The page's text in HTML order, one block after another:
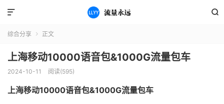


综合分享  正文
上海移动10000语音包&1000G流量包车
2024-10-11 阅读(595)
上海移动10000语音包&1000G流量包车